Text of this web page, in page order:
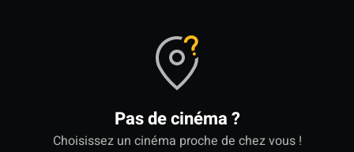
Pas de cinéma ?
Choisissez un cinéma proche de chez vous !